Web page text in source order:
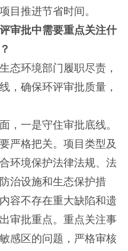
目推进节省时间。
审批中需要重点关注什
态环境部门履职尽责，
，确保环评审批质量，
一是守住审批底线。
严格把关。项目类型及
环境保护法律法规、法
治设施和生态保护措
容不存在重大缺陷和遗
审批重点。重点关注事
感区的问题，严格审核